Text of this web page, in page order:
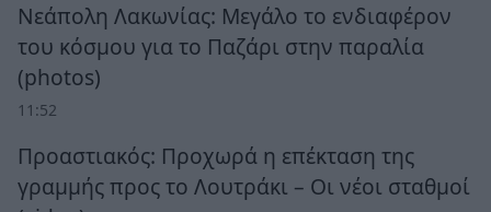
Νεάπολη Λακωνίας: Μεγάλο το ενδιαφέρον
του κόσμου για το Παζάρι στην παραλία
(photos)
11:52
Προαστιακός: Προχωρά η επέκταση της
γραμμής προς το Λουτράκι – Οι νέοι σταθμοί